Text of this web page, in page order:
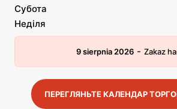
Субота
Неділя
9 sierpnia 2026 - Zakaz
ПЕРЕГЛЯНЬТЕ КАЛЕНДАР